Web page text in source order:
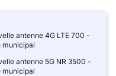
antenne 4G LTE 700 -
municipal
antenne 5G NR 3500 -
municipal